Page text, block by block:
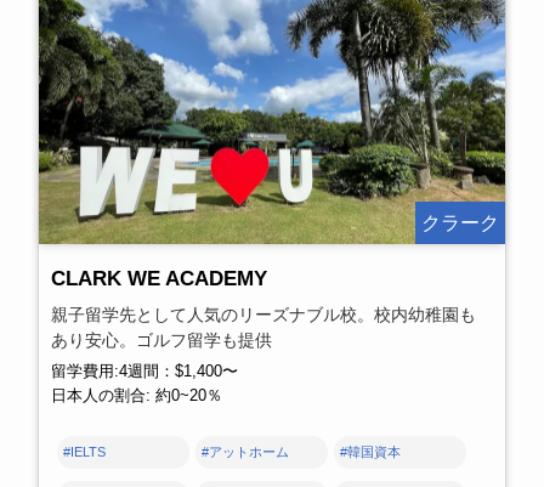
クラーク
CLARK WE ACADEMY
親子留学先として人気のリーズナブル校。校内幼稚園も
あり安心。ゴルフ留学も提供
留学費用:4週間：$1,400〜
日本人の割合: 約0~20％
#IELTS #アットホーム #韓国資本